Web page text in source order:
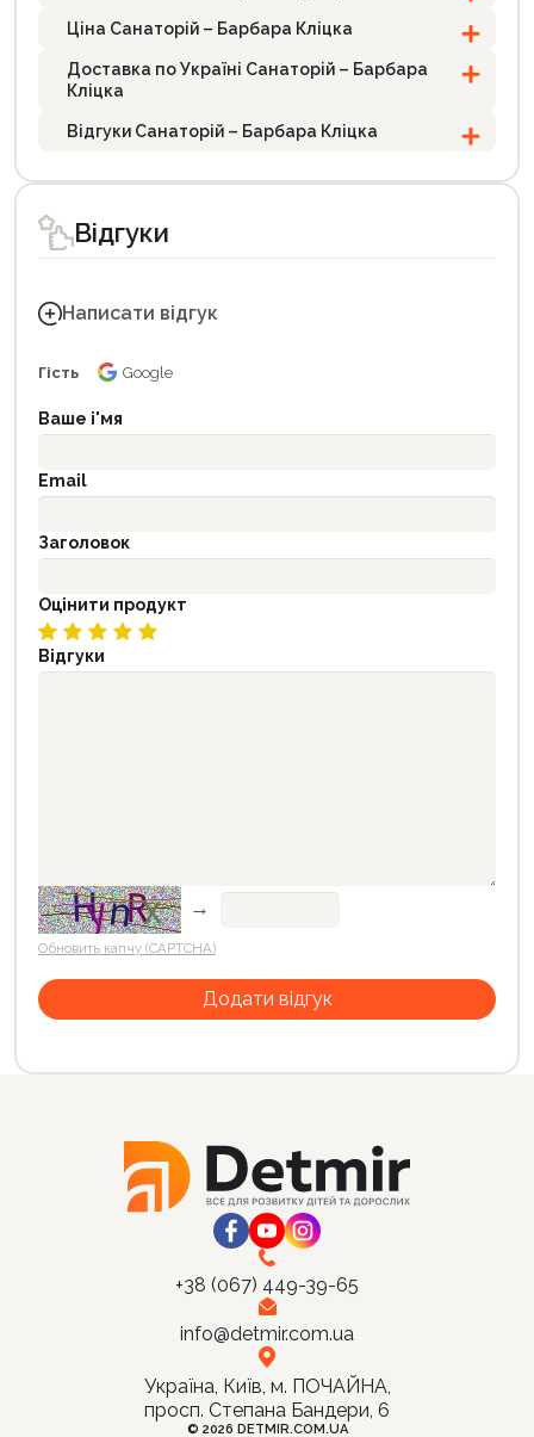
Ціна Санаторій – Барбара Кліцка
Доставка по Україні Санаторій – Барбара
Кліцка
Відгуки Санаторій – Барбара Кліцка
Відгуки
Написати відгук
Гість Google
Ваше і'мя
Email
Заголовок
Оцінити продукт
Відгуки
→
Обновить капчу (CAPTCHA)
+38 (067) 449-39-65
info@detmir.com.ua
Україна, Київ, м. ПОЧАЙНА,
просп. Степана Бандери, 6
© 2026 DETMIR.COM.UA